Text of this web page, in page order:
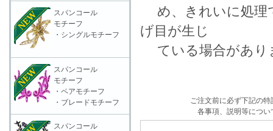
め、きれいに処理
げ目が生じ
ている場合があり
ご注文前に必ず下記の
各事項、説明等につい
スパンコール
モチーフ
・シングルモチーフ
スパンコール
モチーフ
・ペアモチーフ
・ブレードモチーフ
スパンコール